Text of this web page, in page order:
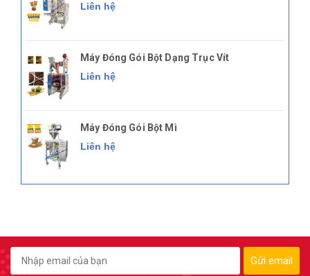
Liên hệ
Máy Đóng Gói Bột Dạng Trục Vít
Liên hệ
Máy Đóng Gói Bột Mì
Liên hệ
Gửi email